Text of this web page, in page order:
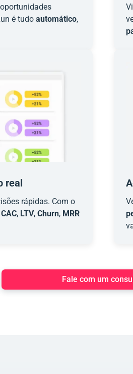
é tudoautomático,
real
rápidas. Com o
CAC, LTV,Churn, MRR
Fale com um